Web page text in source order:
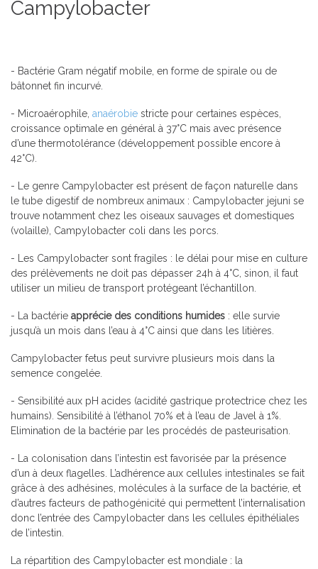
Campylobacter
- Bactérie Gram négatif mobile, en forme de spirale ou de
bâtonnet fin incurvé.
- Microaérophile, anaérobie stricte pour certaines espèces,
croissance optimale en général à 37°C mais avec présence
d’une thermotolérance (développement possible encore à
42°C).
- Le genre Campylobacter est présent de façon naturelle dans
le tube digestif de nombreux animaux : Campylobacter jejuni se
trouve notamment chez les oiseaux sauvages et domestiques
(volaille), Campylobacter coli dans les porcs.
- Les Campylobacter sont fragiles : le délai pour mise en culture
des prélèvements ne doit pas dépasser 24h à 4°C, sinon, il faut
utiliser un milieu de transport protégeant l’échantillon.
- La bactérie apprécie des conditions humides : elle survie
jusqu’à un mois dans l’eau à 4°C ainsi que dans les litières.
Campylobacter fetus peut survivre plusieurs mois dans la
semence congelée.
- Sensibilité aux pH acides (acidité gastrique protectrice chez les
humains). Sensibilité à l’éthanol 70% et à l’eau de Javel à 1%.
Elimination de la bactérie par les procédés de pasteurisation.
- La colonisation dans l’intestin est favorisée par la présence
d’un à deux flagelles. L’adhérence aux cellules intestinales se fait
grâce à des adhésines, molécules à la surface de la bactérie, et
d’autres facteurs de pathogénicité qui permettent l’internalisation
donc l’entrée des Campylobacter dans les cellules épithéliales
de l’intestin.
La répartition des Campylobacter est mondiale : la